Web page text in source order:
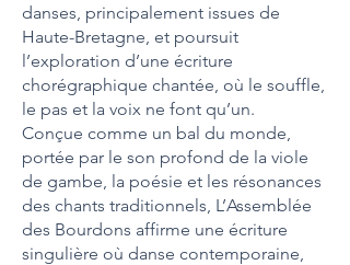
danses, principalement issues de
Haute-Bretagne, et poursuit
l’exploration d’une écriture
chorégraphique chantée, où le souffle,
le pas et la voix ne font qu’un.
Conçue comme un bal du monde,
portée par le son profond de la viole
de gambe, la poésie et les résonances
des chants traditionnels, L’Assemblée
des Bourdons affirme une écriture
singulière où danse contemporaine,